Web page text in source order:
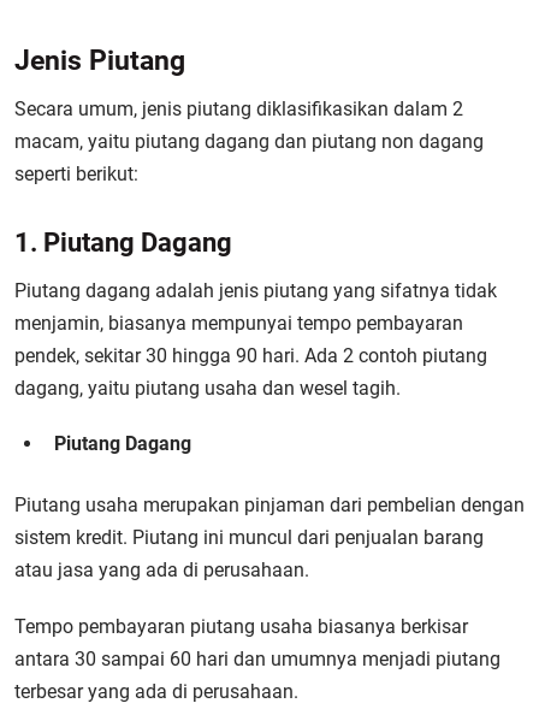
Jenis Piutang
Secara umum, jenis piutang diklasifikasikan dalam 2
macam, yaitu piutang dagang dan piutang non dagang
seperti berikut:
1. Piutang Dagang
Piutang dagang adalah jenis piutang yang sifatnya tidak
menjamin, biasanya mempunyai tempo pembayaran
pendek, sekitar 30 hingga 90 hari. Ada 2 contoh piutang
dagang, yaitu piutang usaha dan wesel tagih.
Piutang Dagang
Piutang usaha merupakan pinjaman dari pembelian dengan
sistem kredit. Piutang ini muncul dari penjualan barang
atau jasa yang ada di perusahaan.
Tempo pembayaran piutang usaha biasanya berkisar
antara 30 sampai 60 hari dan umumnya menjadi piutang
terbesar yang ada di perusahaan.